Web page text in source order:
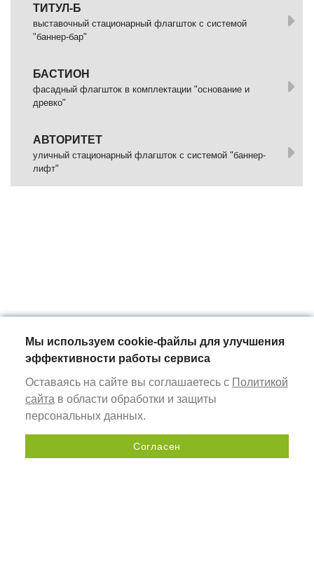
ТИТУЛ-Б
выставочный стационарный флагшток с системой
"баннер-бар"
БАСТИОН
фасадный флагшток в комплектации "основание и
древко"
АВТОРИТЕТ
уличный стационарный флагшток с системой "баннер-
лифт"
Отправить запрос
Мы используем cookie-файлы для улучшения
эффективности работы сервиса
Оставаясь на сайте вы соглашаетесь с Политикой
сайта в области обработки и защиты
персональных данных.
Согласен